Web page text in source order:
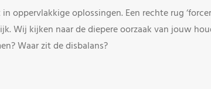
oppervlakkige oplossingen. Een rechte rug
Wij kijken naar de diepere oorzaak van jouw
Waar zit de disbalans?